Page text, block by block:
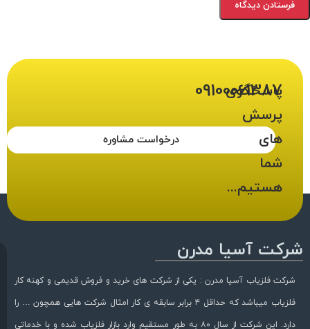
درخواست مشاوره
پاسخگوی
پرسش
های
شما
هستیم...
09100061387
شرکت آسیا مدرن
شرکت فلزیاب آسیا مدرن : یکی از شرکت های خرید و فروش قدیمی و کهنه کار
فلزیاب میباشد که حداقل ۴ برابر سابقه ی کار امثال شرکت هایی همچون … را
دارد. این شرکت از سال ۸۰ به طور مستقیم وارد بازار فلزیاب شده و با خدماتی